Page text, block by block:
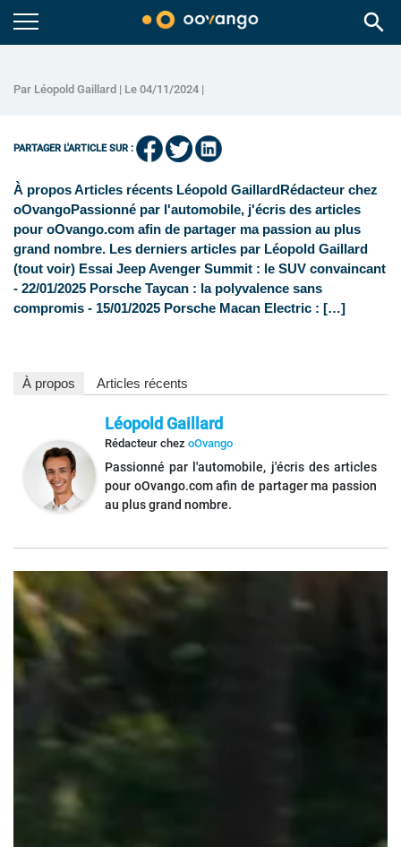
search
Par Léopold Gaillard | Le 04/11/2024 |
PARTAGER L'ARTICLE SUR :
À propos Articles récents Léopold GaillardRédacteur chez
oOvangoPassionné par l'automobile, j'écris des articles
pour oOvango.com afin de partager ma passion au plus
grand nombre. Les derniers articles par Léopold Gaillard
(tout voir) Essai Jeep Avenger Summit : le SUV convaincant
- 22/01/2025 Porsche Taycan : la polyvalence sans
compromis - 15/01/2025 Porsche Macan Electric : […]
À propos Articles récents
Léopold Gaillard
Rédacteur chez oOvango
Passionné par l'automobile, j'écris des articles
pour oOvango.com afin de partager ma passion
au plus grand nombre.